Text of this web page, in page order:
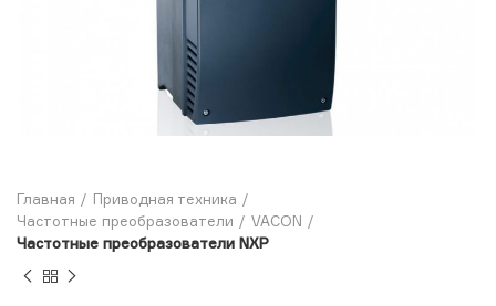
Главная
Приводная техника
Частотные преобразователи
VACON
Частотные преобразователи NXP